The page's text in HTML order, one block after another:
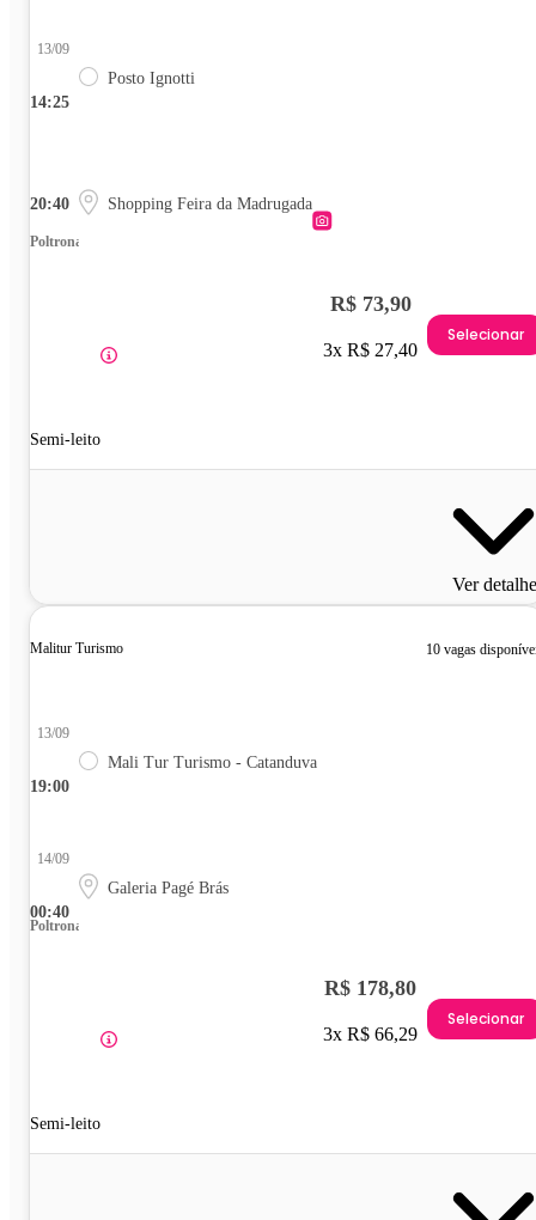
14:25
13/09
Posto Ignotti
20:40 Shopping Feira da Madrugada
Poltrona
Semi-leito
R$ 73,90
3x R$ 27,40
Selecionar
Ver
Malitur Turismo 10 vagas
19:00
13/09
Mali Tur Turismo - Catanduva
00:40
14/09
Galeria Pagé Brás
Poltrona
Semi-leito
R$ 178,80
3x R$ 66,29
Selecionar